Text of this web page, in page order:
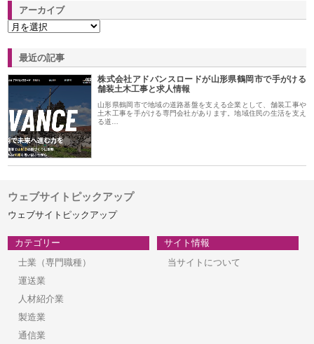
アーカイブ
最近の記事
株式会社アドバンスロードが山形県鶴岡市で手がける
舗装土木工事と求人情報
山形県鶴岡市で地域の道路基盤を支える企業として、舗装工事や
土木工事を手がける専門会社があります。地域住民の生活を支え
る道…
ウェブサイトピックアップ
ウェブサイトピックアップ
カテゴリー
士業（専門職種）
運送業
人材紹介業
製造業
通信業
サイト情報
当サイトについて